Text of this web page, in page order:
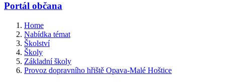
Portál občana
Home
Nabídka témat
Školství
Školy
Základní školy
Provoz dopravního hřiště Opava-Malé Hoštice